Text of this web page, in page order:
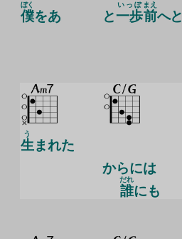
僕
ぼく
をあ と一歩
いっぽ
前
まえ
へと
生
う
まれた
からには
誰
だれ
にも